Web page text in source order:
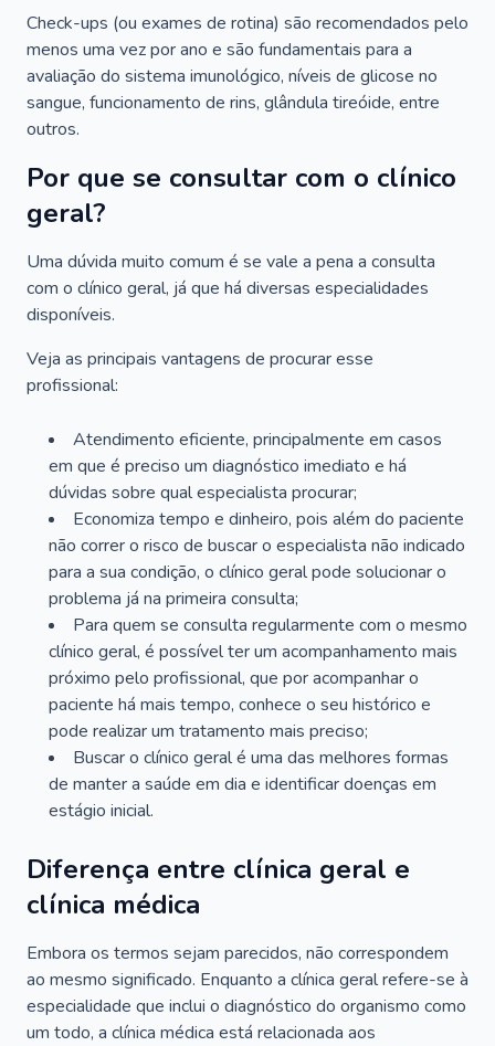
Check-ups (ou exames de rotina) são recomendados pelo
menos uma vez por ano e são fundamentais para a
avaliação do sistema imunológico, níveis de glicose no
sangue, funcionamento de rins, glândula tireóide, entre
outros.
Por que se consultar com o clínico
geral?
Uma dúvida muito comum é se vale a pena a consulta
com o clínico geral, já que há diversas especialidades
disponíveis.
Veja as principais vantagens de procurar esse
profissional:
Atendimento eficiente, principalmente em casos
em que é preciso um diagnóstico imediato e há
dúvidas sobre qual especialista procurar;
Economiza tempo e dinheiro, pois além do paciente
não correr o risco de buscar o especialista não indicado
para a sua condição, o clínico geral pode solucionar o
problema já na primeira consulta;
Para quem se consulta regularmente com o mesmo
clínico geral, é possível ter um acompanhamento mais
próximo pelo profissional, que por acompanhar o
paciente há mais tempo, conhece o seu histórico e
pode realizar um tratamento mais preciso;
Buscar o clínico geral é uma das melhores formas
de manter a saúde em dia e identificar doenças em
estágio inicial.
Diferença entre clínica geral e
clínica médica
Embora os termos sejam parecidos, não correspondem
ao mesmo significado. Enquanto a clínica geral refere-se à
especialidade que inclui o diagnóstico do organismo como
um todo, a clínica médica está relacionada aos